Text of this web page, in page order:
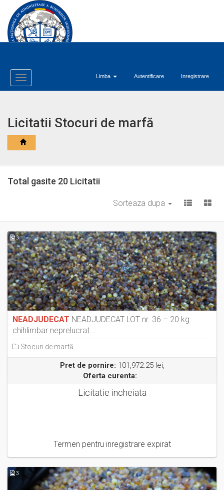
Limba Autentificare Inregistrare
Toggle
Navigation
Licitatii Stocuri de marfă
Total gasite 20 Licitatii
Sorteaza dupa
3
NEADJUDECAT NEADJUDECAT LOT nr. 36 – 20 kg
chihlimbar neprelucrat...
Stocuri de marfă
Pret de pornire: 101,972.25 lei,
Oferta curenta: -
Licitatie incheiata
Termen pentru inregistrare expirat
3